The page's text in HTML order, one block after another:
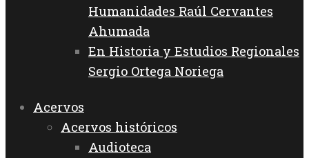
Humanidades Raúl Cervantes
Ahumada
En Historia y Estudios Regionales
Sergio Ortega Noriega
Acervos
Acervos históricos
Audioteca